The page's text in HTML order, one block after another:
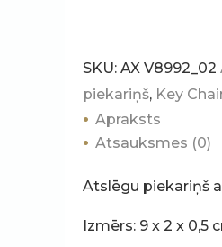
SKU: AX V8992_02
piekariņš, Key
Apraksts
Atsauksmes (0)
Atslēgu piekariņš
Izmērs: 9 x 2 x 0,5